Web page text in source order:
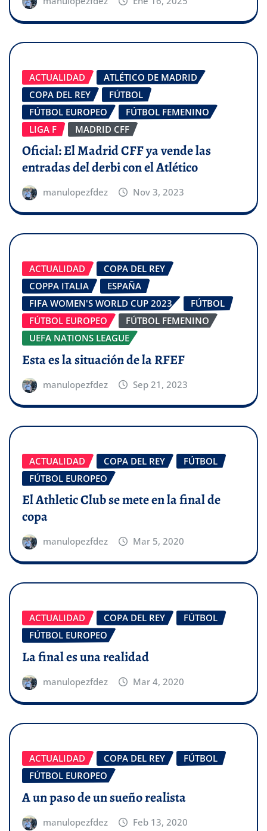
ACTUALIDAD
ATLÉTICO DE MADRID
COPA DEL REY
FÚTBOL
FÚTBOL EUROPEO
FÚTBOL FEMENINO
LIGA F
MADRID CFF
Oficial: El Madrid CFF ya vende las
entradas del derbi con el Atlético
manulopezfdez Nov 3, 2023
ACTUALIDAD
COPA DEL REY
COPPA ITALIA
ESPAÑA
FIFA WOMEN'S WORLD CUP 2023
FÚTBOL
FÚTBOL EUROPEO
FÚTBOL FEMENINO
UEFA NATIONS LEAGUE
Esta es la situación de la RFEF
manulopezfdez Sep 21, 2023
ACTUALIDAD COPA DEL REY
FÚTBOL
FÚTBOL EUROPEO
El Athletic Club se mete en la final de
copa
manulopezfdez Mar 5, 2020
ACTUALIDAD COPA DEL REY
FÚTBOL
FÚTBOL EUROPEO
La final es una realidad
manulopezfdez Mar 4, 2020
ACTUALIDAD COPA DEL REY
FÚTBOL
FÚTBOL EUROPEO
A un paso de un sueño realista
manulopezfdez Feb 13, 2020